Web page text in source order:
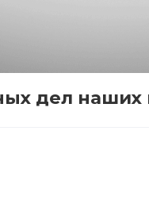
дел наших